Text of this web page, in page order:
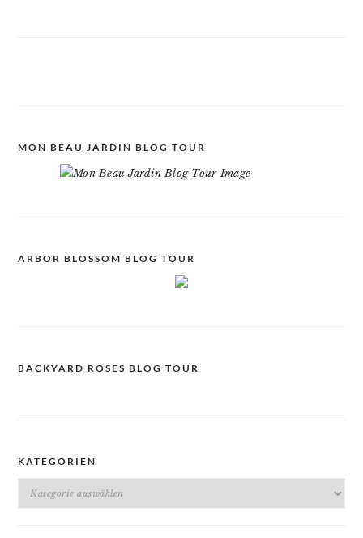
MON BEAU JARDIN BLOG TOUR
ARBOR BLOSSOM BLOG TOUR
BACKYARD ROSES BLOG TOUR
KATEGORIEN
Kategorien